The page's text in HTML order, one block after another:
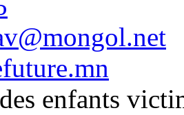
enfants